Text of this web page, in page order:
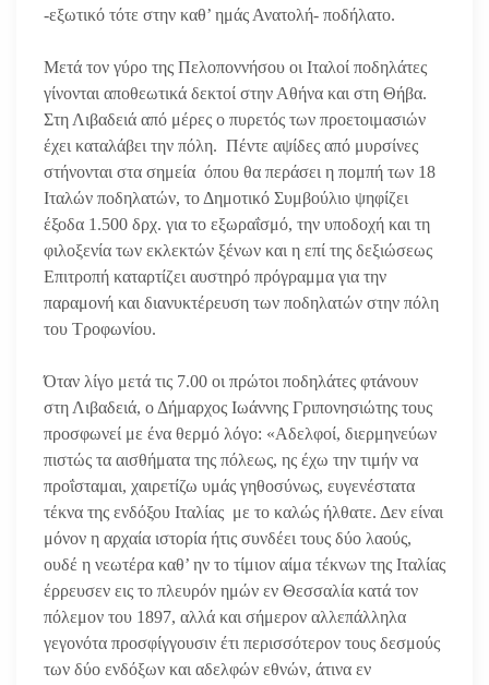
-εξωτικό τότε στην καθ’ ημάς Ανατολή- ποδήλατο.
Μετά τον γύρο της Πελοποννήσου οι Ιταλοί ποδηλάτες
γίνονται αποθεωτικά δεκτοί στην Αθήνα και στη Θήβα.
Στη Λιβαδειά από μέρες ο πυρετός των προετοιμασιών
έχει καταλάβει την πόλη. Πέντε αψίδες από μυρσίνες
στήνονται στα σημεία όπου θα περάσει η πομπή των 18
Ιταλών ποδηλατών, το Δημοτικό Συμβούλιο ψηφίζει
έξοδα 1.500 δρχ. για το εξωραΐσμό, την υποδοχή και τη
φιλοξενία των εκλεκτών ξένων και η επί της δεξιώσεως
Επιτροπή καταρτίζει αυστηρό πρόγραμμα για την
παραμονή και διανυκτέρευση των ποδηλατών στην πόλη
του Τροφωνίου.
Όταν λίγο μετά τις 7.00 οι πρώτοι ποδηλάτες φτάνουν
στη Λιβαδειά, ο Δήμαρχος Ιωάννης Γριπονησιώτης τους
προσφωνεί με ένα θερμό λόγο: «Αδελφοί, διερμηνεύων
πιστώς τα αισθήματα της πόλεως, ης έχω την τιμήν να
προΐσταμαι, χαιρετίζω υμάς γηθοσύνως, ευγενέστατα
τέκνα της ενδόξου Ιταλίας με το καλώς ήλθατε. Δεν είναι
μόνον η αρχαία ιστορία ήτις συνδέει τους δύο λαούς,
ουδέ η νεωτέρα καθ’ ην το τίμιον αίμα τέκνων της Ιταλίας
έρρευσεν εις το πλευρόν ημών εν Θεσσαλία κατά τον
πόλεμον του 1897, αλλά και σήμερον αλλεπάλληλα
γεγονότα προσφίγγουσιν έτι περισσότερον τους δεσμούς
των δύο ενδόξων και αδελφών εθνών, άτινα εν